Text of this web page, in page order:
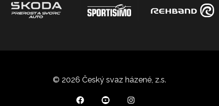
© 2026 Český svaz házené, z.s.